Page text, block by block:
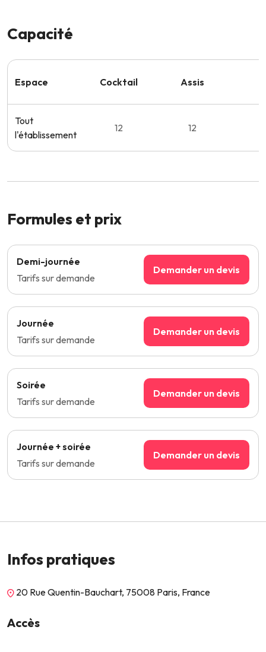
Capacité
Espace Cocktail Assis
Tout
l'établissement
12 12
Formules et prix
Demi-journée
Tarifs sur demande
Demander un devis
Journée
Tarifs sur demande
Demander un devis
Soirée
Tarifs sur demande
Demander un devis
Journée + soirée
Tarifs sur demande
Demander un devis
Infos pratiques
20 Rue Quentin-Bauchart, 75008 Paris, France
Accès